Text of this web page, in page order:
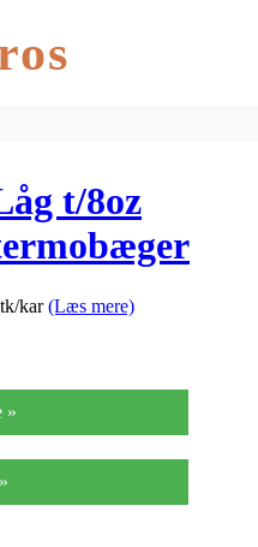
t/8oz
kar(Læs mere)
»